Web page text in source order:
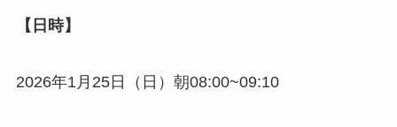
【日時】
2026年1月25日（日）朝08:00~09:10